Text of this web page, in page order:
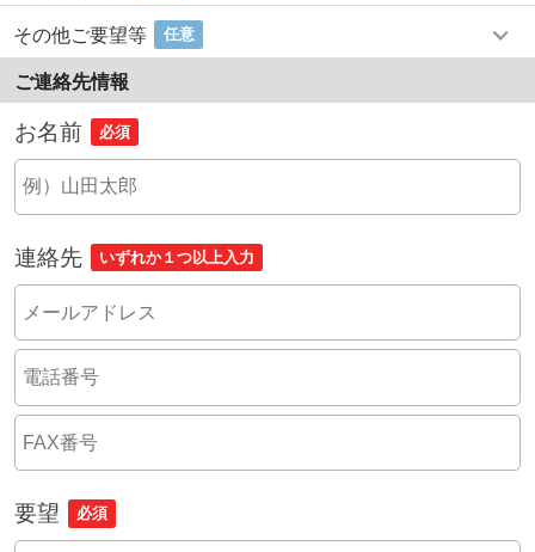
その他ご要望等 任意
ご連絡先情報
お名前 必須
連絡先 いずれか１つ以上入力
要望 必須